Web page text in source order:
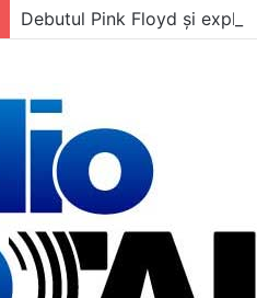
Debutul Pink Floyd și